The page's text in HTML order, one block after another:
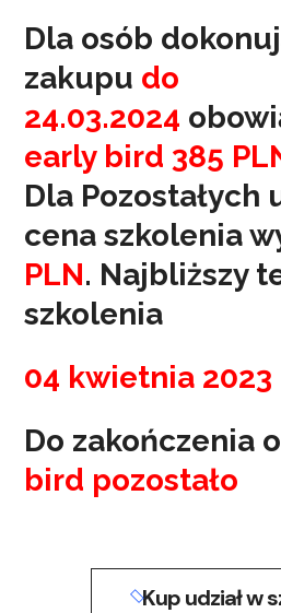
Dla osób
zakupu do
24.03.2024
early bird 385
Dla Pozostałych
cena szkolenia
PLN. Najbliższy
szkolenia
04 kwietnia 2023
Do zakończenia
bird pozostało
Kup udział w